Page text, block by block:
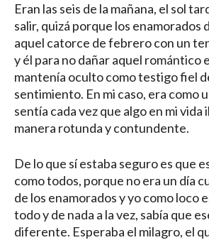
Eran las seis de la mañana, el sol
salir, quizá porque los enamorados
aquel catorce de febrero con un
y él para no dañar aquel romántico
mantenía oculto como testigo fiel
sentimiento. En mi caso, era como
sentía cada vez que algo en mi vida
manera rotunda y contundente.
De lo que sí estaba seguro es que
como todos, porque no era un día
de los enamorados y yo como loco
todo y de nada a la vez, sabía que
diferente. Esperaba el milagro, el